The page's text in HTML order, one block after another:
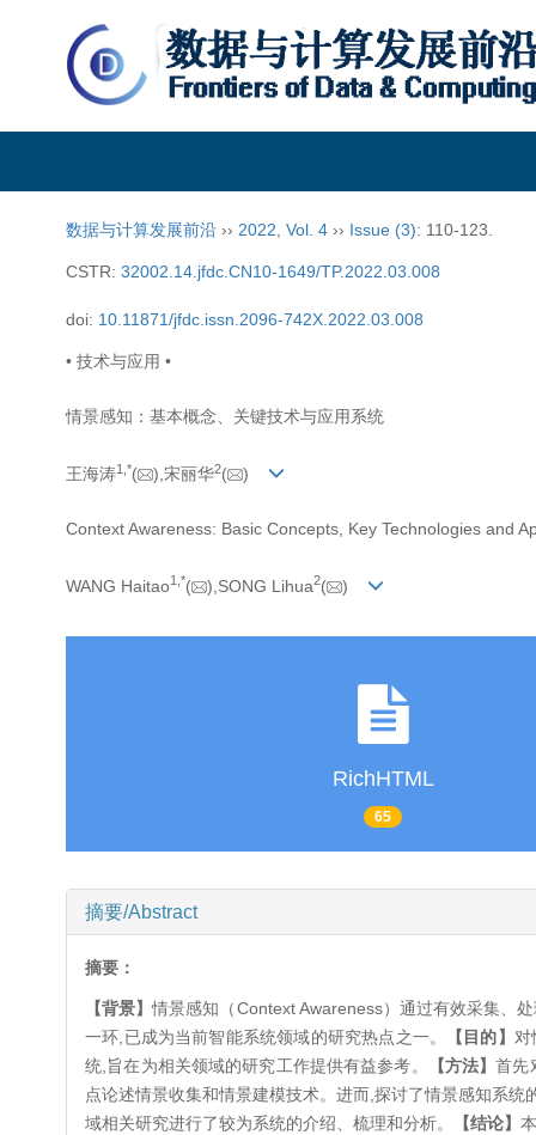
数据与计算发展前沿 ›› 2022 Vol. 4 ›› Issue (3): 110-123.
CSTR: 32002.14.jfdc.CN10-1649/TP.2022.03.008
doi: 10.11871/jfdc.issn.2096-742X.2022.03.008
• 技术与应用 •
情景感知：基本概念、关键技术与应用系统
王海涛1, *( ),宋丽华2( )
Context Awareness: Basic Concepts, Key Technologies and
WANG Haitao1, *( ),SONG Lihua2( )
RichHTML
65
摘要/Abstract
摘要：
【背景】情景感知（Context Awareness）通过有效采集、
一环,已成为当前智能系统领域的研究热点之一。
【目的】 对
统,旨在为相关领域的研究工作提供有益参考。
【方法】首先
点论述情景收集和情景建模技术。进而,探讨了情景感知系统
域相关研究进行了较为系统的介绍、梳理和分析。
【结论】